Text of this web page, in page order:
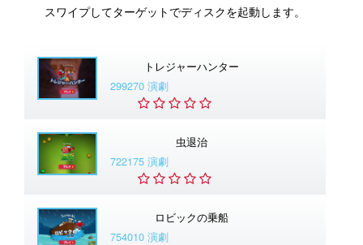
スワイプしてターゲットでディスクを起動します。
トレジャーハンター
299270 演劇
虫退治
722175 演劇
ロビックの乗船
754010 演劇